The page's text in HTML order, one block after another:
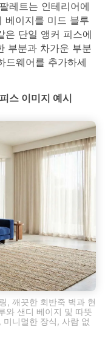
레트는 인테리어에
베이지를 미드 블루
은 단일 앵커 피스에
부분과 차가운 부분
드웨어를 추가하세
스 이미지 예시
, 깨끗한 회반죽 벽과 현
와 샌디 베이지 및 따뜻
니멀한 장식, 사람 없